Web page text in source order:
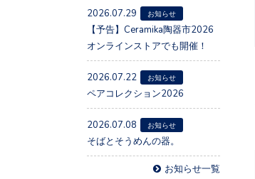
2026.07.29 お知らせ
【予告】Ceramika陶器市2026
オンラインストアでも開催！
2026.07.22 お知らせ
ペアコレクション2026
2026.07.08 お知らせ
そばとそうめんの器。
お知らせ一覧